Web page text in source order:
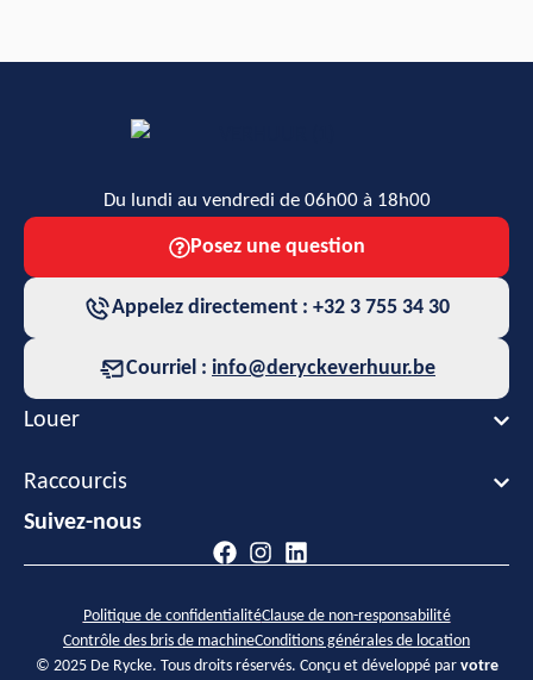
Du lundi au vendredi de 06h00 à 18h00
Posez une question
Appelez directement : +32 3 755 34 30
Courriel : info@deryckeverhuur.be
Louer
Raccourcis
Suivez-nous
© 2025 De Rycke. Tous droits réservés. Conçu et développé par votre
Politique de confidentialitéClause de non-responsabilité
Contrôle des bris de machineConditions générales de location